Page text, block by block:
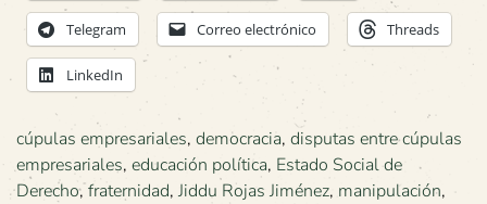
Telegram Correo electrónico Threads
LinkedIn
cúpulas empresariales, democracia, disputas entre cúpulas
empresariales, educación política, Estado Social de
Derecho,fraternidad, Jiddu Rojas Jiménez, manipulación,